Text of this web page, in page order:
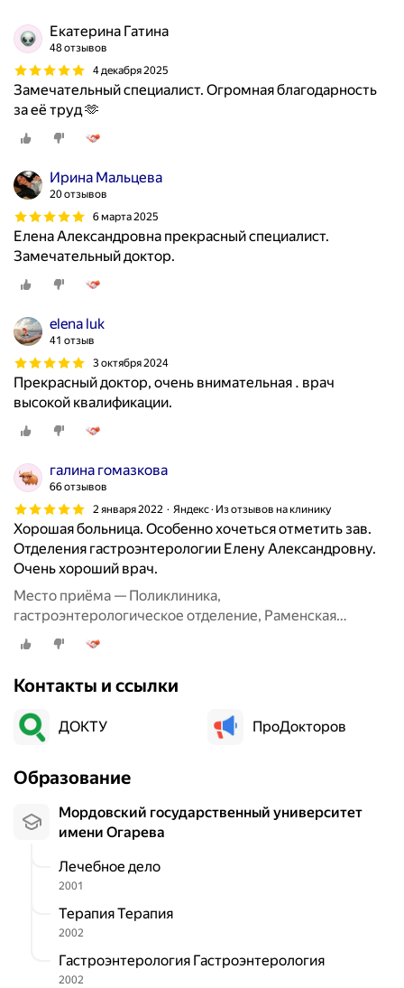
Екатерина Гатина
48 отзывов
4 декабря 2025
Замечательный специалист. Огромная благодарность
за её труд 🫶
Ирина Мальцева
20 отзывов
6 марта 2025
Елена Александровна прекрасный специалист.
Замечательный доктор.
elena luk
41 отзыв
3 октября 2024
Прекрасный доктор, очень внимательная . врач
высокой квалификации.
галина гомазкова
66 отзывов
2 января 2022
Яндекс · Из отзывов на клинику
Хорошая больница. Особенно хочеться отметить зав.
Отделения гастроэнтерологии Елену Александровну.
Очень хороший врач.
Место приёма — Поликлиника,
гастроэнтерологическое отделение, Раменская
областная больница, улица Махова, 14, корп. 2
Контакты и ссылки
ДОКТУ ПроДокторов
Образование
Мордовский государственный университет
имени Огарева
Лечебное дело
2001
Терапия Терапия
2002
Гастроэнтерология Гастроэнтерология
2002